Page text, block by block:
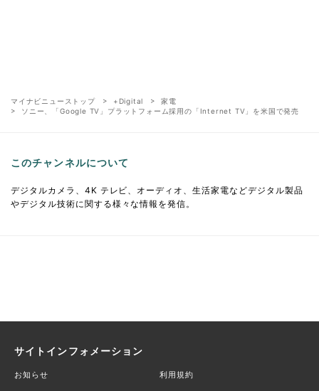
マイナビニューストップ +Digital
家電
ソニー、「Google TV」プラットフォーム採用の「Internet TV」を米国で発売
このチャンネルについて
デジタルカメラ、4K テレビ、オーディオ、生活家電などデジタル製品
やデジタル技術に関する様々な情報を発信。
サイトインフォメーション
お知らせ 利用規約